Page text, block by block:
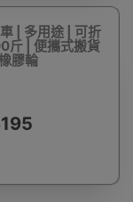
| 多用途 | 可折
斤 | 便攜式搬貨
膠輪